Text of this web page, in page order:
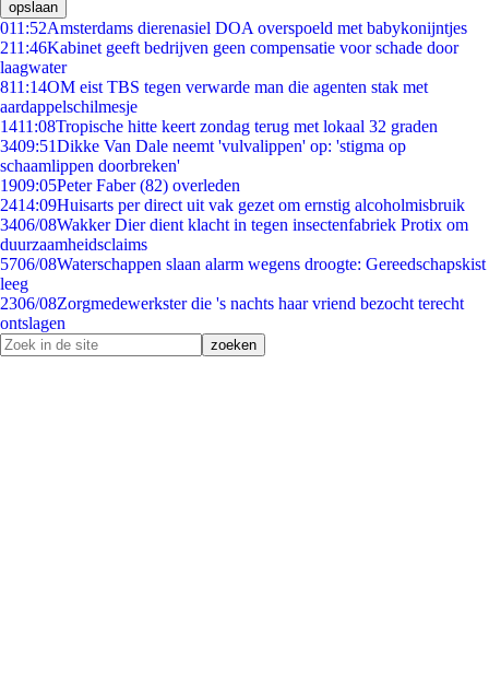
opslaan
011:52Amsterdams dierenasiel DOA overspoeld met babykonijntjes
211:46Kabinet geeft bedrijven geen compensatie voor schade door
laagwater
811:14OM eist TBS tegen verwarde man die agenten stak met
aardappelschilmesje
1411:08Tropische hitte keert zondag terug met lokaal 32 graden
3409:51Dikke Van Dale neemt 'vulvalippen' op: 'stigma op
schaamlippen doorbreken'
1909:05Peter Faber (82) overleden
2414:09Huisarts per direct uit vak gezet om ernstig alcoholmisbruik
3406/08Wakker Dier dient klacht in tegen insectenfabriek Protix om
duurzaamheidsclaims
5706/08Waterschappen slaan alarm wegens droogte: Gereedschapskist
leeg
2306/08Zorgmedewerkster die 's nachts haar vriend bezocht terecht
ontslagen